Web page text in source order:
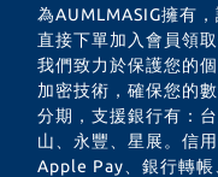
為AUMLMASIG擁有
直接下單加入會員領
我們致力於保護您的
加密技術，確保您的
分期，支援銀行有：
山、永豐、星展。信
Apple Pay、銀行轉帳